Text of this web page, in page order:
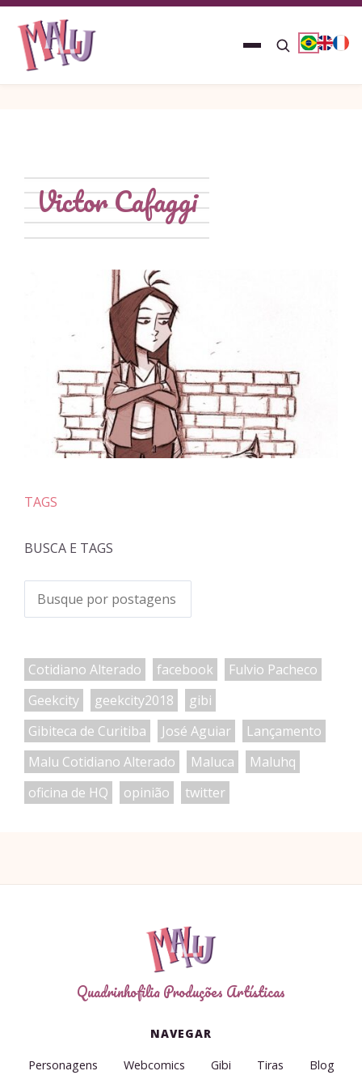
Victor Cafaggi
TAGS
BUSCA E TAGS
Cotidiano Alterado facebook
Fulvio Pacheco
Geekcity
geekcity2018
gibi
Gibiteca de Curitiba
José Aguiar
Lançamento
Malu Cotidiano Alterado
Maluca
Maluhq
oficina de HQ
opinião twitter
Quadrinhofilia Produções Artísticas
NAVEGAR
Personagens Webcomics Gibi Tiras Blog